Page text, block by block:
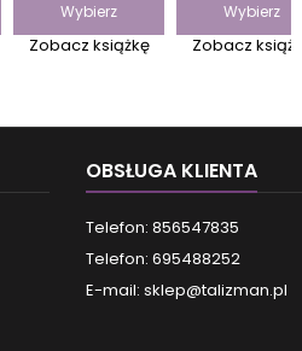
Wybierz
Zobacz książkę
Wybierz
Zobacz książkę
OBSŁUGA KLIENTA
Telefon: 856547835
Telefon: 695488252
E-mail: sklep@talizman.pl